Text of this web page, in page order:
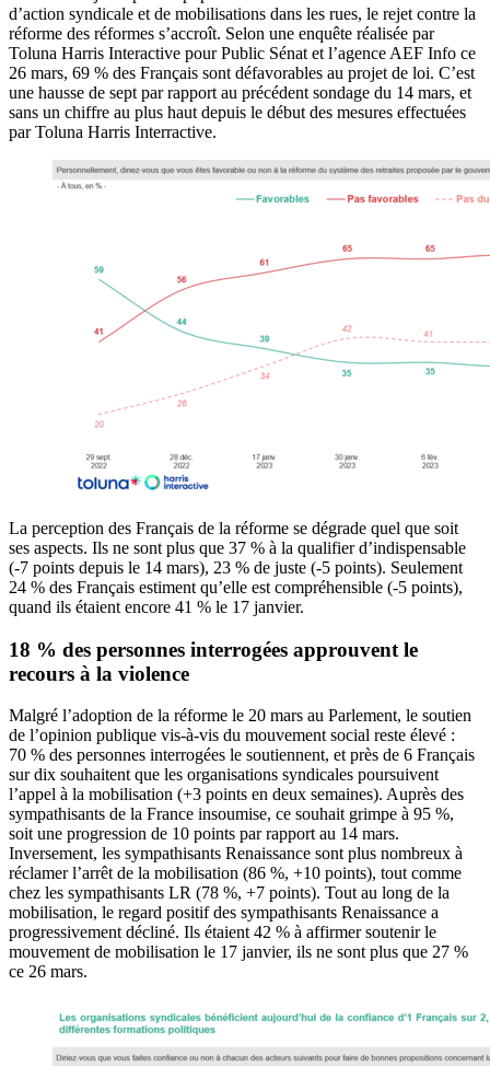
d’action syndicale et de mobilisations dans les rues, le rejet contre la
réforme des réformes s’accroît. Selon une enquête réalisée par
Toluna Harris Interactive pour Public Sénat et l’agence AEF Info ce
26 mars, 69 % des Français sont défavorables au projet de loi. C’est
une hausse de sept par rapport au précédent sondage du 14 mars, et
sans un chiffre au plus haut depuis le début des mesures effectuées
par Toluna Harris Interractive.
La perception des Français de la réforme se dégrade quel que soit
ses aspects. Ils ne sont plus que 37 % à la qualifier d’indispensable
(-7 points depuis le 14 mars), 23 % de juste (-5 points). Seulement
24 % des Français estiment qu’elle est compréhensible (-5 points),
quand ils étaient encore 41 % le 17 janvier.
18 % des personnes interrogées approuvent le
recours à la violence
Malgré l’adoption de la réforme le 20 mars au Parlement, le soutien
de l’opinion publique vis-à-vis du mouvement social reste élevé :
70 % des personnes interrogées le soutiennent, et près de 6 Français
sur dix souhaitent que les organisations syndicales poursuivent
l’appel à la mobilisation (+3 points en deux semaines). Auprès des
sympathisants de la France insoumise, ce souhait grimpe à 95 %,
soit une progression de 10 points par rapport au 14 mars.
Inversement, les sympathisants Renaissance sont plus nombreux à
réclamer l’arrêt de la mobilisation (86 %, +10 points), tout comme
chez les sympathisants LR (78 %, +7 points). Tout au long de la
mobilisation, le regard positif des sympathisants Renaissance a
progressivement décliné. Ils étaient 42 % à affirmer soutenir le
mouvement de mobilisation le 17 janvier, ils ne sont plus que 27 %
ce 26 mars.